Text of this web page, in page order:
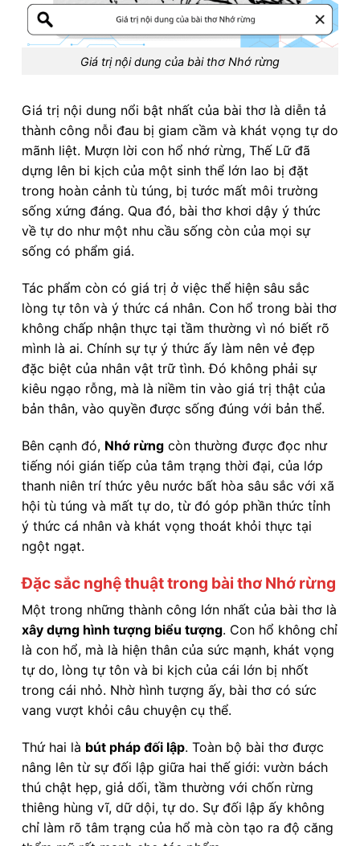
Giá trị nội dung của bài thơ Nhớ rừng
Giá trị nội dung nổi bật nhất của bài thơ là diễn tả
thành công nỗi đau bị giam cầm và khát vọng tự do
mãnh liệt. Mượn lời con hổ nhớ rừng, Thế Lữ đã
dựng lên bi kịch của một sinh thể lớn lao bị đặt
trong hoàn cảnh tù túng, bị tước mất môi trường
sống xứng đáng. Qua đó, bài thơ khơi dậy ý thức
về tự do như một nhu cầu sống còn của mọi sự
sống có phẩm giá.
Tác phẩm còn có giá trị ở việc thể hiện sâu sắc
lòng tự tôn và ý thức cá nhân. Con hổ trong bài thơ
không chấp nhận thực tại tầm thường vì nó biết rõ
mình là ai. Chính sự tự ý thức ấy làm nên vẻ đẹp
đặc biệt của nhân vật trữ tình. Đó không phải sự
kiêu ngạo rỗng, mà là niềm tin vào giá trị thật của
bản thân, vào quyền được sống đúng với bản thể.
Bên cạnh đó, Nhớ rừng còn thường được đọc như
tiếng nói gián tiếp của tâm trạng thời đại, của lớp
thanh niên trí thức yêu nước bất hòa sâu sắc với xã
hội tù túng và mất tự do, từ đó góp phần thức tỉnh
ý thức cá nhân và khát vọng thoát khỏi thực tại
ngột ngạt.
Đặc sắc nghệ thuật trong bài thơ Nhớ rừng
Một trong những thành công lớn nhất của bài thơ là
xây dựng hình tượng biểu tượng. Con hổ không chỉ
là con hổ, mà là hiện thân của sức mạnh, khát vọng
tự do, lòng tự tôn và bi kịch của cái lớn bị nhốt
trong cái nhỏ. Nhờ hình tượng ấy, bài thơ có sức
vang vượt khỏi câu chuyện cụ thể.
Thứ hai là bút pháp đối lập. Toàn bộ bài thơ được
nâng lên từ sự đối lập giữa hai thế giới: vườn bách
thú chật hẹp, giả dối, tầm thường với chốn rừng
thiêng hùng vĩ, dữ dội, tự do. Sự đối lập ấy không
chỉ làm rõ tâm trạng của hổ mà còn tạo ra độ căng